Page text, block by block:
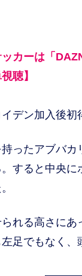
ッカーは「
聴】
デン加入後初
ったアブバカ
すると中央
れる高さにあ
足でもなく